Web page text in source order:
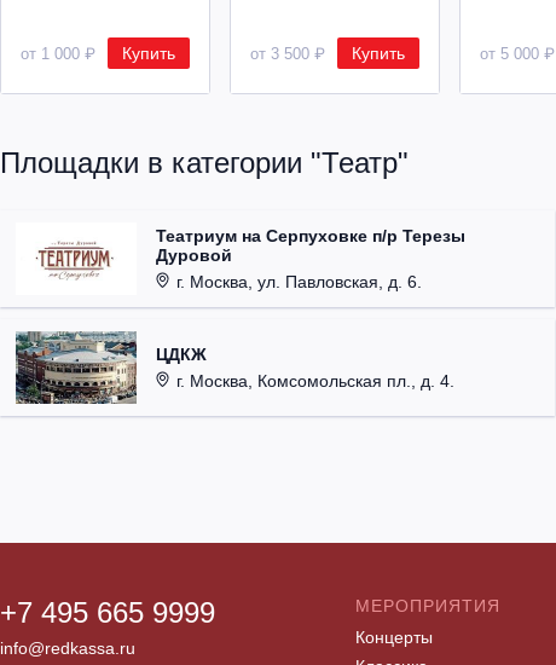
от 1 000 ₽ Купить от 3 500 ₽ Купить от 5 000 ₽
Площадки в категории "Театр"
Театриум на Серпуховке п/р Терезы
Дуровой
г. Москва, ул. Павловская, д. 6.
ЦДКЖ
г. Москва, Комсомольская пл., д. 4.
+7 495 665 9999
info@redkassa.ru
МЕРОПРИЯТИЯ
Концерты